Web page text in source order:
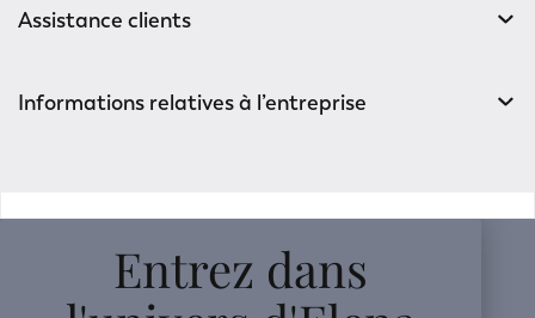
Assistance clients
Informations relatives à l’entreprise
Entrez dans